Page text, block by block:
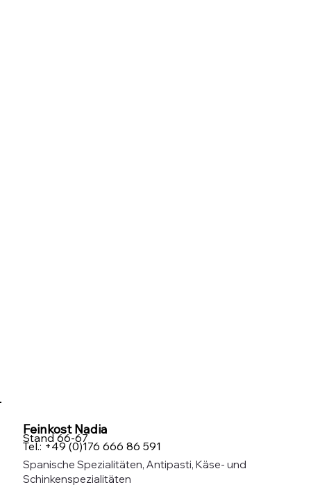
Feinkost Nadia
Stand 66-67
Tel.: +49 (0)176 666 86 591
Spanische Spezialitäten, Antipasti, Käse- und
Schinkenspezialitäten